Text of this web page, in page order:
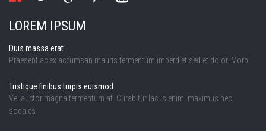
LOREM IPSUM
Duis massa erat
Praesent ac ex accumsan mauris fermentum imperdiet sed et dolor. Morbi
Tristique finibus turpis euismod
Vel auctor magna fermentum at. Curabitur lacus enim, maximus nec
sodales